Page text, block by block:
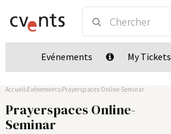
Evénements My Tickets
Accueil Evénements Prayerspaces Online-Seminar
Prayerspaces Online-
Seminar